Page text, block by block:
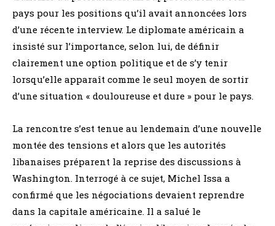
pays pour les positions qu’il avait annoncées lors
d’une récente interview. Le diplomate américain a
insisté sur l’importance, selon lui, de définir
clairement une option politique et de s’y tenir
lorsqu’elle apparaît comme le seul moyen de sortir
d’une situation « douloureuse et dure » pour le pays.
La rencontre s’est tenue au lendemain d’une nouvelle
montée des tensions et alors que les autorités
libanaises préparent la reprise des discussions à
Washington. Interrogé à ce sujet, Michel Issa a
confirmé que les négociations devaient reprendre
dans la capitale américaine. Il a salué le